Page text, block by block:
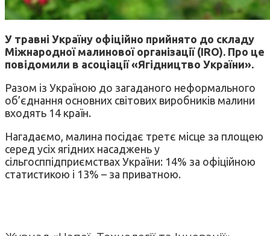
У травні Україну офіційно прийнято до складу
Міжнародної малинової організації (IRO). Про це
повідомили в асоціації «Ягідництво України».
Разом із Україною до загаданого неформального
об’єднання основних світових виробників малини
входять 14 країн.
Нагадаємо, малина посідає третє місце за площею
серед усіх ягідних насаджень у
сільгосппідприємствах України: 14% за офіційною
статистикою і 13% – за приватною.